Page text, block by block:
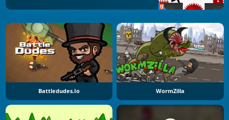
Battledudes.io WormZilla